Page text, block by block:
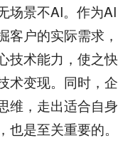
场景不AI。作为AI
客户的实际需求，
技术能力，使之快
术变现。同时，企
维，走出适合自身
是至关重要的。